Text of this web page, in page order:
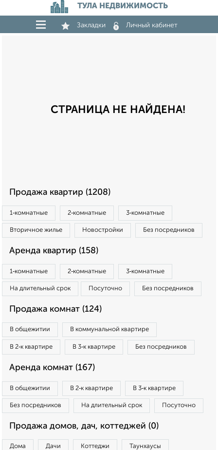
ТУЛА НЕДВИЖИМОСТЬ
Закладки Личный кабинет
СТРАНИЦА НЕ НАЙДЕНА!
Продажа квартир (1208)
1‑комнатные 2‑комнатные 3‑комнатные
Вторичное жилье Новостройки Без посредников
Аренда квартир (158)
1‑комнатные 2‑комнатные 3‑комнатные
На длительный срок Посуточно Без посредников
Продажа комнат (124)
В общежитии В коммунальной квартире
В 2‑к квартире В 3‑к квартире Без посредников
Аренда комнат (167)
В общежитии В 2‑к квартире В 3‑к квартире
Без посредников На длительный срок Посуточно
Продажа домов, дач, коттеджей (0)
Дома Дачи Коттеджи Таунхаусы